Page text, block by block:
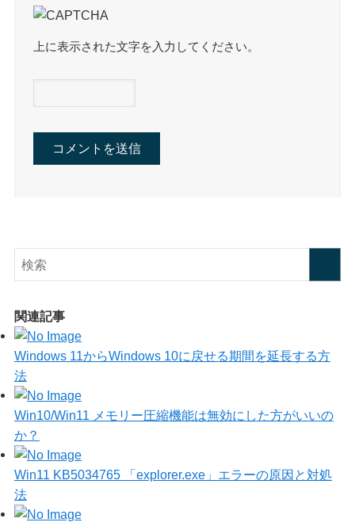
上に表示された文字を入力してください。
関連記事
Windows 11からWindows 10に戻せる期間を延長する方
法
Win10/Win11 メモリー圧縮機能は無効にした方がいいの
か？
Win11 KB5034765 「explorer.exe」エラーの原因と対処
法